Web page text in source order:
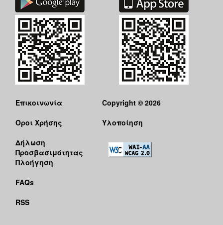
Επικοινωνία
Όροι Χρήσης
Δήλωση
Προσβασιμότητας
Πλοήγηση
FAQs
RSS
Copyright © 2026
Υλοποίηση